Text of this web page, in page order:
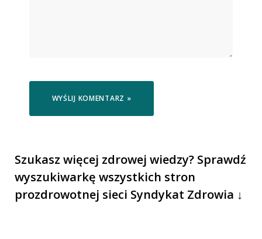
Szukasz więcej zdrowej wiedzy? Sprawdź
wyszukiwarkę wszystkich stron
prozdrowotnej sieci Syndykat Zdrowia ↓